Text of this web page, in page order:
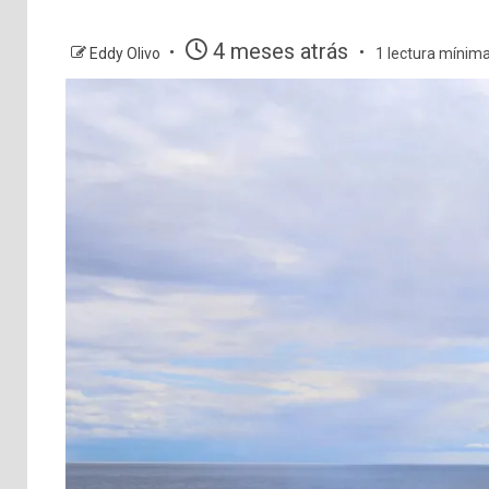
Eddy Olivo 4 meses atrás 1 lectura